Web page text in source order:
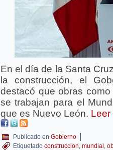
En el día de la Santa
la construcción, el
destacó que obras
se trabajan para el
que es Nuevo León.
Publicado en Gobierno |
Etiquetado construccion, mundial ,